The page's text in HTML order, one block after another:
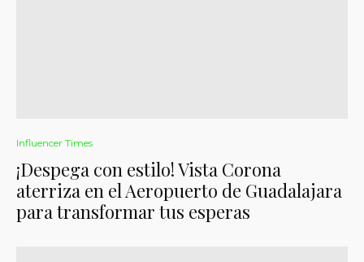
Influencer Times
¡Despega con estilo! Vista Corona
aterriza en el Aeropuerto de Guadalajara
para transformar tus esperas